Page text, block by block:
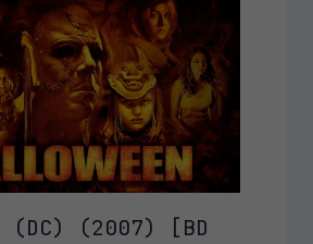
(DC) (2007) [BD